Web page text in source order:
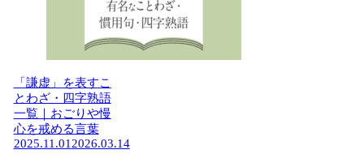
「謙虚」を表すこ
とわざ・四字熟語
一覧｜おごりや慢
心を戒める言葉
2025.11.01 2026.03.14